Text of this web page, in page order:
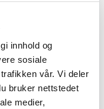
innhold og
sosiale
vår. Vi deler
bruker nettstedet
medier,
på utvalgte sekker
Nordic